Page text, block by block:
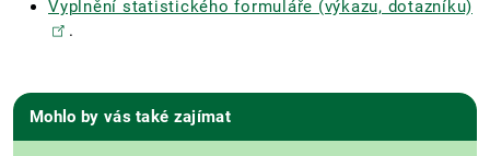
Vyplnění statistického formuláře (výkazu, dotazníku)
.
Mohlo by vás také zajímat